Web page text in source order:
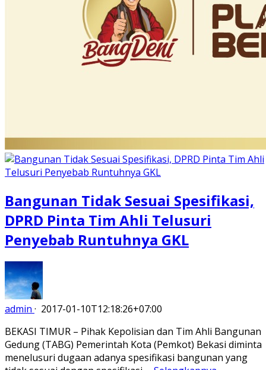
Bangunan Tidak Sesuai Spesifikasi,
DPRD Pinta Tim Ahli Telusuri
Penyebab Runtuhnya GKL
admin · 2017-01-10T12:18:26+07:00
BEKASI TIMUR – Pihak Kepolisian dan Tim Ahli Bangunan
Gedung (TABG) Pemerintah Kota (Pemkot) Bekasi diminta
menelusuri dugaan adanya spesifikasi bangunan yang